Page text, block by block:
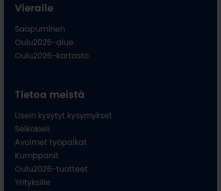
Vieraile
Saapuminen
Oulu2026-alue
Oulu2026-kartasto
Tietoa meistä
Usein kysytyt kysymykset
Selkokieli
Avoimet työpaikat
Kumppanit
Oulu2026-tuotteet
Yrityksille